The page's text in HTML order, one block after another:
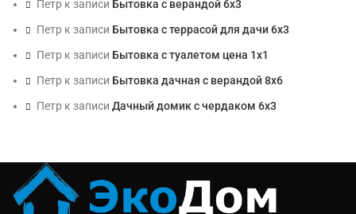
Петр к записи Бытовка с верандой 6х3
Петр к записи Бытовка с террасой для дачи 6х3
Петр к записи Бытовка с туалетом цена 1х1
Петр к записи Бытовка дачная с верандой 8х6
Петр к записи Дачный домик с чердаком 6х3